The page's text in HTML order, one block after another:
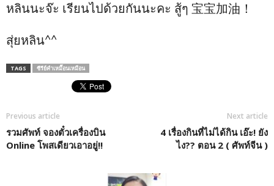
หลินนะจ๊ะ เรียนไปด้วยกันนะคะ สู้ๆ 宝宝加油！
สุ่ยหลิน^^
TAGS ซีรีย์คำเหมื๊อนเหมือน
Previous article
รวมศัพท์ จองตั๋วเครื่องบิน
Online โพสเดียวเอาอยู่!!
Next article
4 เรื่องกินที่ไม่ได้กิน เอ๊ะ! ยัง
ไง?? ตอน 2 ( ศัพท์จีน )